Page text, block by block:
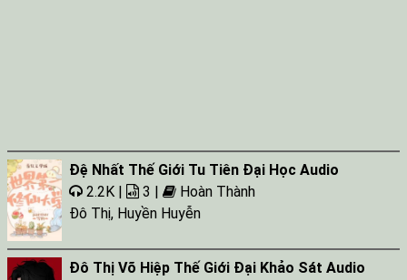
Đệ Nhất Thế Giới Tu Tiên Đại Học Audio
2.2K |
3 |
Hoàn Thành
Đô Thị, Huyền Huyễn
Đô Thị Võ Hiệp Thế Giới Đại Khảo Sát Audio